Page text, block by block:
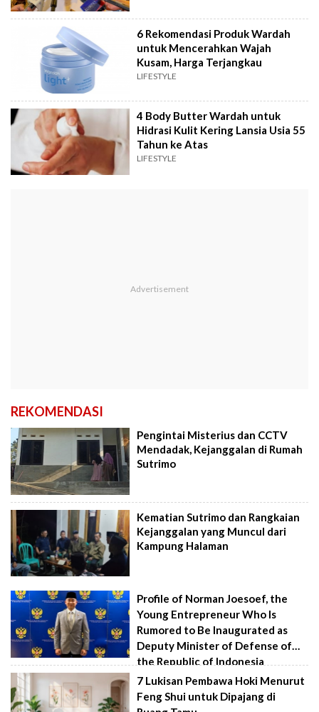
6 Rekomendasi Produk Wardah
untuk Mencerahkan Wajah
Kusam, Harga Terjangkau
LIFESTYLE
4 Body Butter Wardah untuk
Hidrasi Kulit Kering Lansia Usia 55
Tahun ke Atas
LIFESTYLE
REKOMENDASI
Pengintai Misterius dan CCTV
Mendadak, Kejanggalan di Rumah
Sutrimo
Kematian Sutrimo dan Rangkaian
Kejanggalan yang Muncul dari
Kampung Halaman
Profile of Norman Joesoef, the
Young Entrepreneur Who Is
Rumored to Be Inaugurated as
Deputy Minister of Defense of
the Republic of Indonesia
7 Lukisan Pembawa Hoki Menurut
Feng Shui untuk Dipajang di